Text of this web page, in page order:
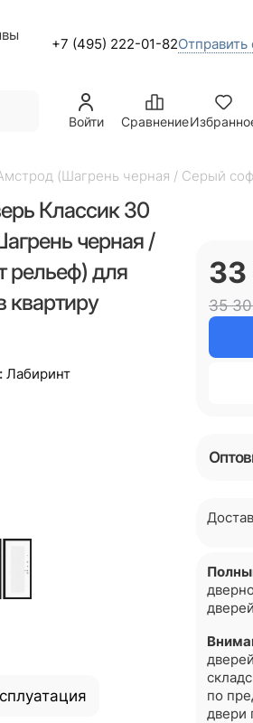
+7 (495) 222-01-82
Войти Сравнение
(Шагрень черная / Серый
Классик 30
черная /
рельеф) для
квартиру
Лабиринт
35
33
по
двери